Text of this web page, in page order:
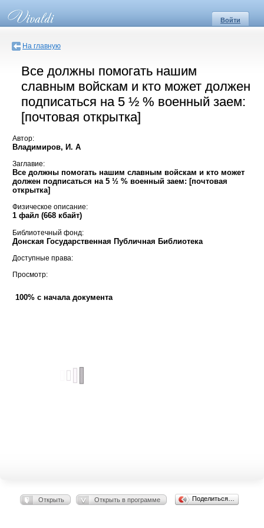
Войти
На главную
Все должны помогать нашим
славным войскам и кто может должен
подписаться на 5 ½ % военный заем:
[почтовая открытка]
Автор:
Владимиров, И. А
Заглавие:
Все должны помогать нашим славным войскам и кто может
должен подписаться на 5 ½ % военный заем: [почтовая
открытка]
Физическое описание:
1 файл (668 кбайт)
Библиотечный фонд:
Донская Государственная Публичная Библиотека
Доступные права:
Просмотр:
100% с начала документа
Открыть Открыть в программе Поделиться…